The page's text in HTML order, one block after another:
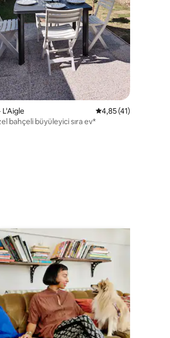
ortalama 5 puan, 7 değerlendirme
L'Aigle 5 üzerinden
4,85 (41)
bahçeli büyüleyici sıra ev*